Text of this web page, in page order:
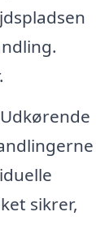
Udkørende
sikrer,